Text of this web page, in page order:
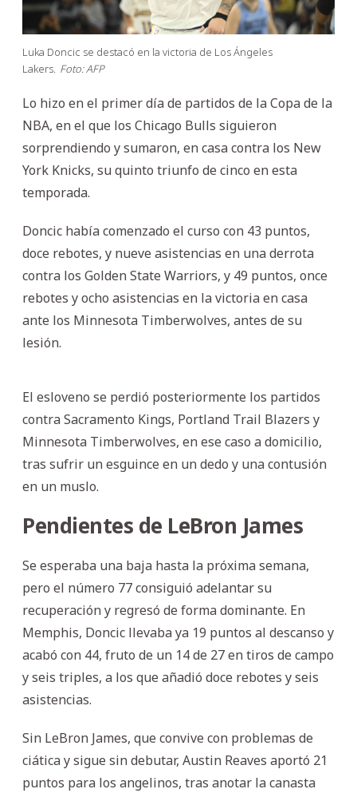
Luka Doncic se destacó en la victoria de Los Ángeles
Lakers. Foto: AFP
Lo hizo en el primer día de partidos de la Copa de la
NBA, en el que los Chicago Bulls siguieron
sorprendiendo y sumaron, en casa contra los New
York Knicks, su quinto triunfo de cinco en esta
temporada.
Doncic había comenzado el curso con 43 puntos,
doce rebotes, y nueve asistencias en una derrota
contra los Golden State Warriors, y 49 puntos, once
rebotes y ocho asistencias en la victoria en casa
ante los Minnesota Timberwolves, antes de su
lesión.
El esloveno se perdió posteriormente los partidos
contra Sacramento Kings, Portland Trail Blazers y
Minnesota Timberwolves, en ese caso a domicilio,
tras sufrir un esguince en un dedo y una contusión
en un muslo.
Pendientes de LeBron James
Se esperaba una baja hasta la próxima semana,
pero el número 77 consiguió adelantar su
recuperación y regresó de forma dominante. En
Memphis, Doncic llevaba ya 19 puntos al descanso y
acabó con 44, fruto de un 14 de 27 en tiros de campo
y seis triples, a los que añadió doce rebotes y seis
asistencias.
Sin LeBron James, que convive con problemas de
ciática y sigue sin debutar, Austin Reaves aportó 21
puntos para los angelinos, tras anotar la canasta